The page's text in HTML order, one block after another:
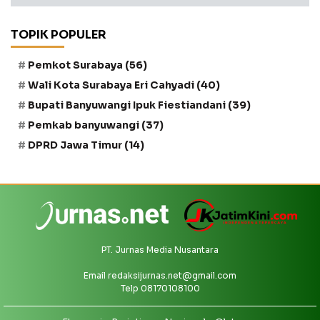
TOPIK POPULER
Pemkot Surabaya (56)
Wali Kota Surabaya Eri Cahyadi (40)
Bupati Banyuwangi Ipuk Fiestiandani (39)
Pemkab banyuwangi (37)
DPRD Jawa Timur (14)
PT. Jurnas Media Nusantara
Email redaksijurnas.net@gmail.com
Telp 08170108100